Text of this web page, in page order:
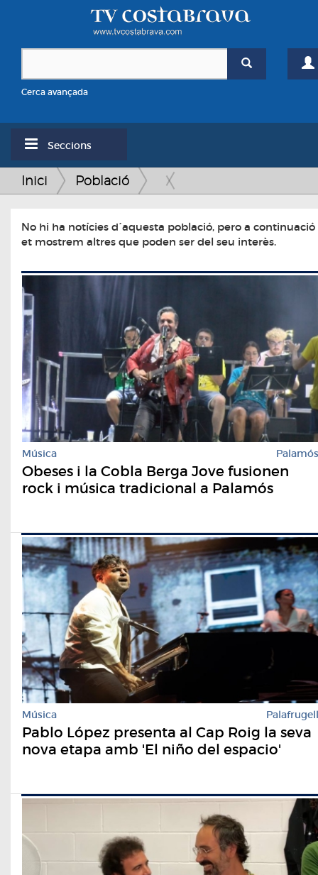
Cerca avançada
Seccions
Inici Població
No hi ha notícies d´aquesta població, pero a continuació
et mostrem altres que poden ser del seu interès.
Música Palamós
Obeses i la Cobla Berga Jove fusionen
rock i música tradicional a Palamós
Música Palafrugell
Pablo López presenta al Cap Roig la seva
nova etapa amb 'El niño del espacio'